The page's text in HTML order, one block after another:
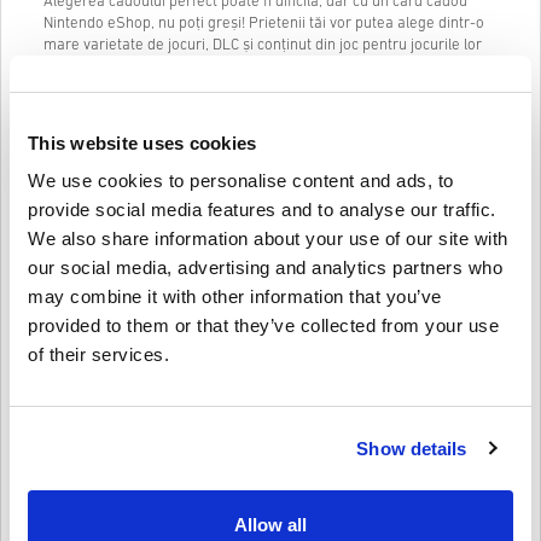
This website uses cookies
We use cookies to personalise content and ads, to
provide social media features and to analyse our traffic.
We also share information about your use of our site with
our social media, advertising and analytics partners who
may combine it with other information that you’ve
provided to them or that they’ve collected from your use
of their services.
Show details
Allow all
Nintendo eShop, nu poți greși! Prietenii tăi vor putea alege dintr-o
mare varietate de jocuri, DLC și conținut din joc pentru jocurile lor
asemenea, vor putea profita de
Splatoon sau orice altă franciză Nintendo, vor fi sigur că vor găsi
ceva ce le place.
Iată câteva denumiri ale cardurilor Nintendo eShop pe care le
puteți achiziționa:
Card Nintendo eShop 25 GBP
corespunde setării țării/regiunii dvs. Așa că nu mai așteptați,
astăzi! Prietenii tăi îți vor mulțumi pentru asta!
Cum să răscumpărați cardul dvs. cadou Nintendo
Presupunând că aveți deja un cont Nintendo, conectați-vă și